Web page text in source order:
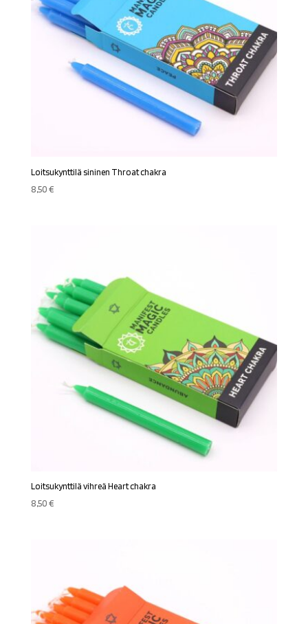
Loitsukynttilä sininen Throat chakra
8,50€
Loitsukynttilä vihreä Heart chakra
8,50€